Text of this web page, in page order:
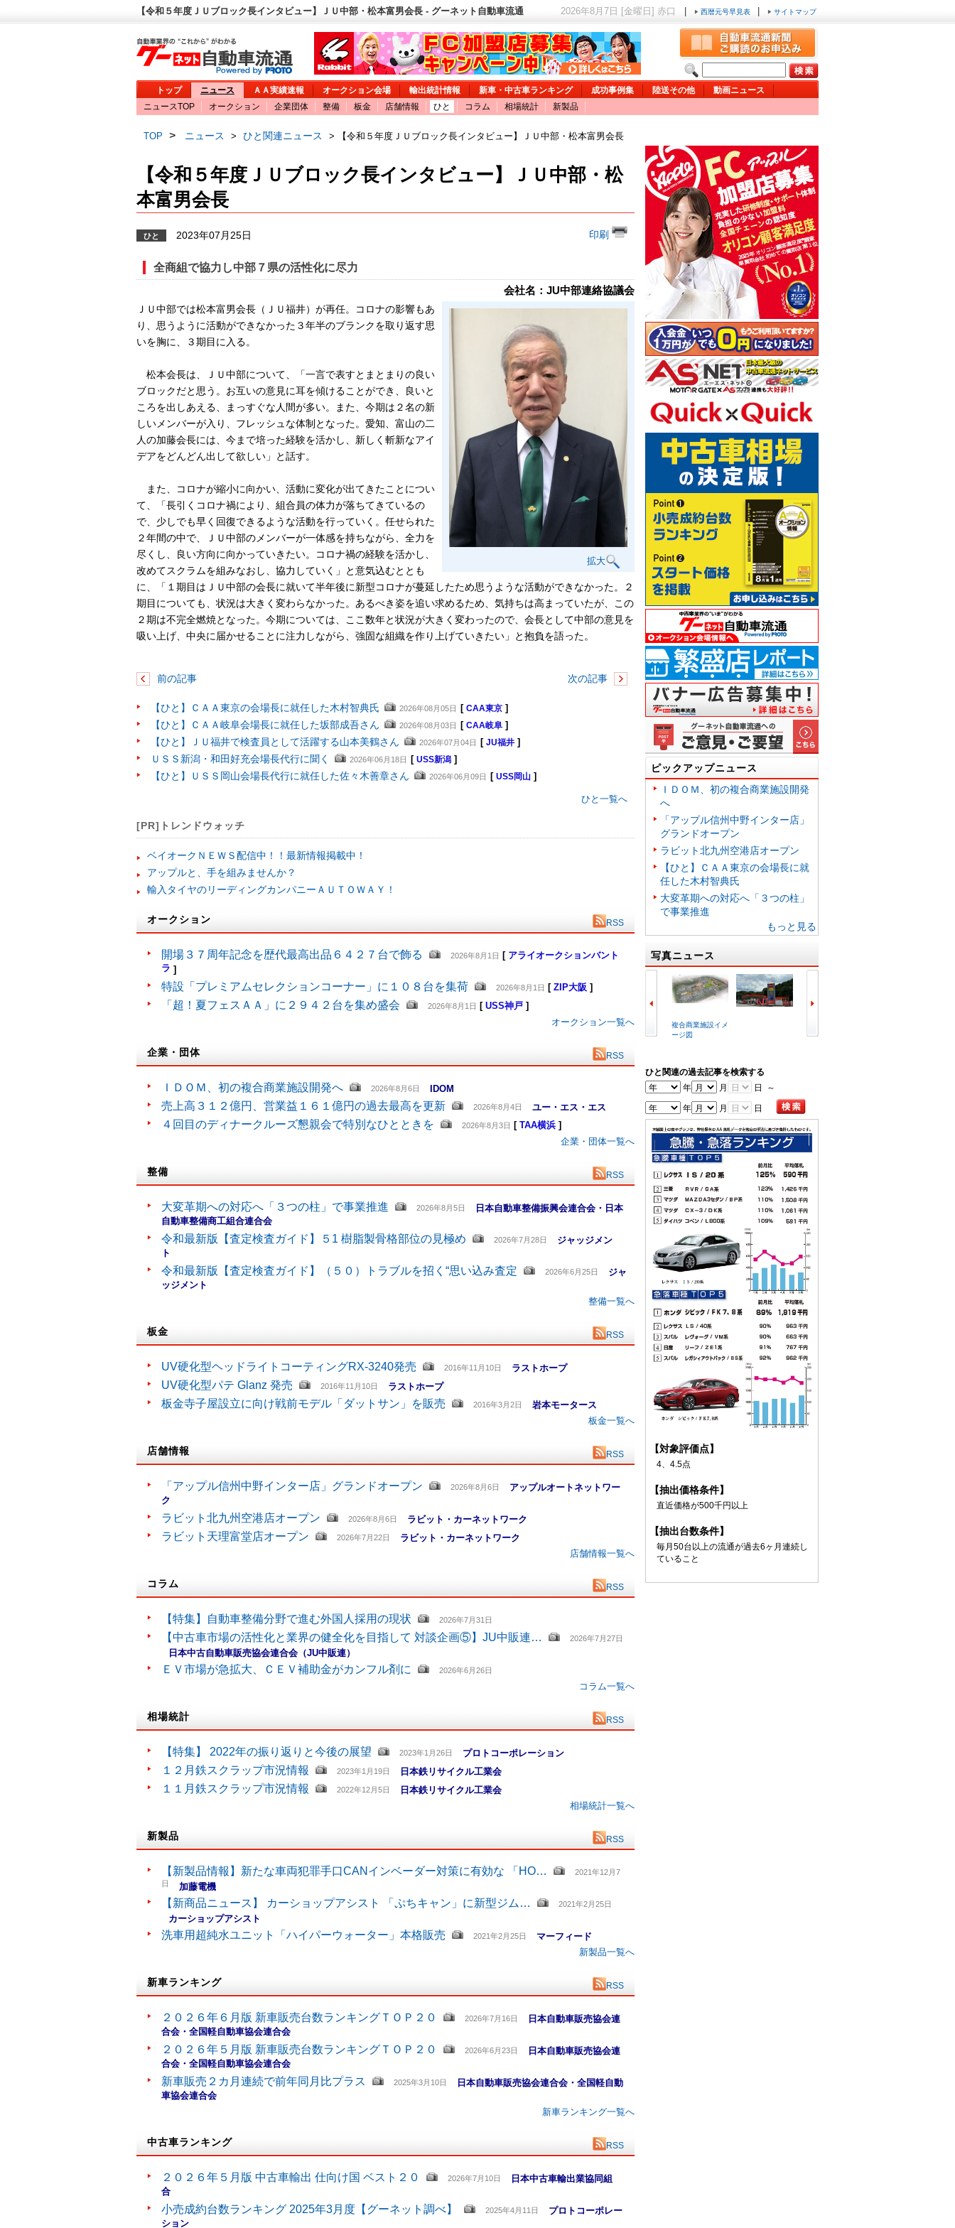
【令和５年度ＪＵブロック長インタビュー】ＪＵ中部・松本富男会長 - グーネット自動車流通 2026年8月7日 [金曜日] 赤口 西暦元号早見表 サイトマップ
トップ ニュース ＡＡ実績速報 オークション会場 輸出統計情報 新車・中古車ランキング 成功事例集 陸送その他
動画ニュース
ニュースTOP
オークション 企業団体 整備 板金 店舗情報 ひと コラム 相場統計 新製品
TOP > ニュース > ひと関連ニュース > 【令和５年度ＪＵブロック長インタビュー】ＪＵ中部・松本富男会長
【令和５年度ＪＵブロック長インタビュー】ＪＵ中部・松
本富男会長
ひと 2023年07月25日 印刷
全商組で協力し中部７県の活性化に尽力
会社名：JU中部連絡協議会
拡大
ＪＵ中部では松本富男会長（ＪＵ福井）が再任。コロナの影響もあ
り、思うように活動ができなかった３年半のブランクを取り返す思
いを胸に、３期目に入る。
松本会長は、ＪＵ中部について、「一言で表すとまとまりの良い
ブロックだと思う。お互いの意見に耳を傾けることができ、良いと
ころを出しあえる、まっすぐな人間が多い。また、今期は２名の新
しいメンバーが入り、フレッシュな体制となった。愛知、富山の二
人の加藤会長には、今まで培った経験を活かし、新しく斬新なアイ
デアをどんどん出して欲しい」と話す。
また、コロナが縮小に向かい、活動に変化が出てきたことについ
て、「長引くコロナ禍により、組合員の体力が落ちてきているの
で、少しでも早く回復できるような活動を行っていく。任せられた
２年間の中で、ＪＵ中部のメンバーが一体感を持ちながら、全力を
尽くし、良い方向に向かっていきたい。コロナ禍の経験を活かし、
改めてスクラムを組みなおし、協力していく」と意気込むととも
に、「１期目はＪＵ中部の会長に就いて半年後に新型コロナが蔓延したため思うような活動ができなかった。２
期目についても、状況は大きく変わらなかった。あるべき姿を追い求めるため、気持ちは高まっていたが、この
２期は不完全燃焼となった。今期については、ここ数年と状況が大きく変わったので、会長として中部の意見を
吸い上げ、中央に届かせることに注力しながら、強固な組織を作り上げていきたい」と抱負を語った。
前の記事 次の記事
【ひと】ＣＡＡ東京の会場長に就任した木村智典氏 2026年08月05日 [ CAA東京 ]
【ひと】ＣＡＡ岐阜会場長に就任した坂部成吾さん 2026年08月03日 [ CAA岐阜 ]
【ひと】ＪＵ福井で検査員として活躍する山本美鶴さん 2026年07月04日 [ JU福井 ]
ＵＳＳ新潟・和田好充会場長代行に聞く 2026年06月18日 [ USS新潟 ]
【ひと】ＵＳＳ岡山会場長代行に就任した佐々木善章さん 2026年06月09日 [ USS岡山 ]
ひと一覧へ
[PR]トレンドウォッチ
ベイオークＮＥＷＳ配信中！！最新情報掲載中！
アップルと、手を組みませんか？
輸入タイヤのリーディングカンパニーＡＵＴＯＷＡＹ！
オークション RSS
開場３７周年記念を歴代最高出品６４２７台で飾る 2026年8月1日 [ アライオークションバント
ラ ]
特設「プレミアムセレクションコーナー」に１０８台を集荷 2026年8月1日 [ ZIP大阪 ]
「超！夏フェスＡＡ」に２９４２台を集め盛会 2026年8月1日 [ USS神戸 ]
オークション一覧へ
企業・団体 RSS
ＩＤＯＭ、初の複合商業施設開発へ 2026年8月6日 IDOM
売上高３１２億円、営業益１６１億円の過去最高を更新 2026年8月4日 ユー・エス・エス
４回目のディナークルーズ懇親会で特別なひとときを 2026年8月3日 [ TAA横浜 ]
企業・団体一覧へ
整備 RSS
大変革期への対応へ「３つの柱」で事業推進 2026年8月5日 日本自動車整備振興会連合会・日本
自動車整備商工組合連合会
令和最新版【査定検査ガイド】５1 樹脂製骨格部位の見極め
2026年7月28日 ジャッジメン
ト
令和最新版【査定検査ガイド】（５０）トラブルを招く“思い込み査定
2026年6月25日 ジャ
ッジメント
整備一覧へ
板金 RSS
UV硬化型ヘッドライトコーティングRX-3240発売 2016年11月10日 ラストホープ
UV硬化型パテ Glanz 発売 2016年11月10日 ラストホープ
板金寺子屋設立に向け戦前モデル「ダットサン」を販売 2016年3月2日
岩本モータース
板金一覧へ
店舗情報 RSS
「アップル信州中野インター店」グランドオープン 2026年8月6日 アップルオートネットワー
ク
ラビット北九州空港店オープン
2026年8月6日 ラビット・カーネットワーク
ラビット天理富堂店オープン 2026年7月22日
ラビット・カーネットワーク
店舗情報一覧へ
コラム RSS
【特集】自動車整備分野で進む外国人採用の現状 2026年7月31日
【中古車市場の活性化と業界の健全化を目指して 対談企画⑤】JU中販連… 2026年7月27日
日本中古自動車販売協会連合会（JU中販連）
ＥＶ市場が急拡大、ＣＥＶ補助金がカンフル剤に 2026年6月26日
コラム一覧へ
相場統計 RSS
【特集】 2022年の振り返りと今後の展望 2023年1月26日 プロトコーポレーション
１２月鉄スクラップ市況情報 2023年1月19日 日本鉄リサイクル工業会
１１月鉄スクラップ市況情報 2022年12月5日
日本鉄リサイクル工業会
相場統計一覧へ
新製品 RSS
【新製品情報】新たな車両犯罪手口CANインベーダー対策に有効な 「HO… 2021年12月7
日 加藤電機
【新商品ニュース】 カーショップアシスト 「ぷちキャン」に新型ジム… 2021年2月25日
カーショップアシスト
洗車用超純水ユニット「ハイパーウォーター」本格販売 2021年2月25日
マーフィード
新製品一覧へ
新車ランキング RSS
２０２６年６月版 新車販売台数ランキングＴＯＰ２０ 2026年7月16日 日本自動車販売協会連
合会・全国軽自動車協会連合会
２０２６年５月版 新車販売台数ランキングＴＯＰ２０
2026年6月23日 日本自動車販売協会連
合会・全国軽自動車協会連合会
新車販売２カ月連続で前年同月比プラス
2025年3月10日 日本自動車販売協会連合会・全国軽自動
車協会連合会
新車ランキング一覧へ
中古車ランキング RSS
２０２６年５月版 中古車輸出 仕向け国 ベスト２０ 2026年7月10日 日本中古車輸出業協同組
合
小売成約台数ランキング 2025年3月度【グーネット調べ】
2025年4月11日 プロトコーポレー
ション
ピックアップニュース
ＩＤＯＭ、初の複合商業施設開発
へ
「アップル信州中野インター店」
グランドオープン
ラビット北九州空港店オープン
【ひと】ＣＡＡ東京の会場長に就
任した木村智典氏
大変革期への対応へ「３つの柱」
で事業推進
もっと見る
写真ニュース
複合商業施設イメ
ージ図
港店外観
ひと関連の過去記事を検索する
年
月 日 ～
年 月 日
【対象評価点】
4、4.5点
【抽出価格条件】
直近価格が500千円以上
【抽出台数条件】
毎月50台以上の流通が過去6ヶ月連続し
ていること